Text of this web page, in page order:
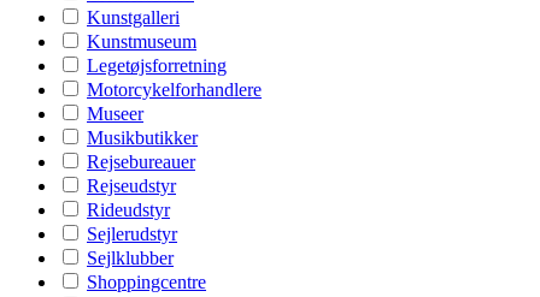
Kunstgalleri
Kunstmuseum
Legetøjsforretning
Motorcykelforhandlere
Museer
Musikbutikker
Rejsebureauer
Rejseudstyr
Rideudstyr
Sejlerudstyr
Sejlklubber
Shoppingcentre